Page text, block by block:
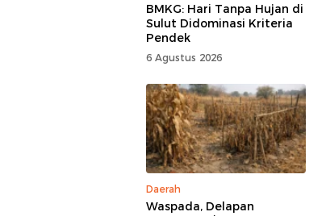
BMKG: Hari Tanpa Hujan di
Sulut Didominasi Kriteria
Pendek
6 Agustus 2026
Daerah
Waspada, Delapan